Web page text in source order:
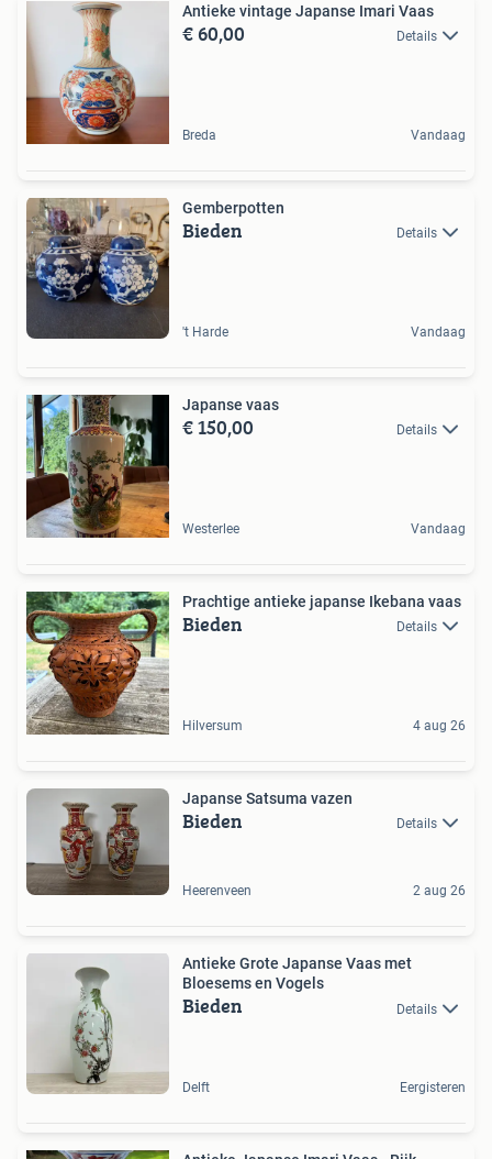
Antieke vintage Japanse Imari Vaas
€ 60,00 Details
Breda Vandaag
Gemberpotten
Bieden Details
't Harde Vandaag
Japanse vaas
€ 150,00 Details
Westerlee Vandaag
Prachtige antieke japanse Ikebana vaas
Bieden Details
Hilversum 4 aug 26
Japanse Satsuma vazen
Bieden Details
Heerenveen 2 aug 26
Antieke Grote Japanse Vaas met
Bloesems en Vogels
Bieden Details
Delft Eergisteren